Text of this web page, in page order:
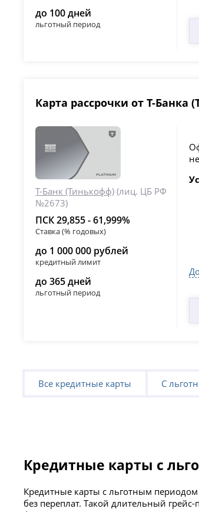
до 100 дней
льготный период
Карта рассрочки от Т-Банка
Т-Банк (Тинькофф) (лиц. ЦБ РФ
№2673)
ПСК 29,855 - 61,999%
Ставка (% годовых)
до 1 000 000 рублей
кредитный лимит
до 365 дней
льготный период
Все кредитные карты С
Кредитные карты с
Кредитные карты с льготным
без переплат. Такой длительный